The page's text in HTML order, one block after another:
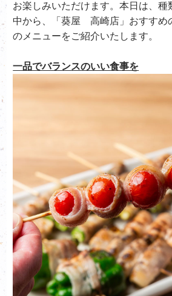
お楽しみいただけます。本日は、種
中から、「葵屋 高崎店」おすすめ
のメニューをご紹介いたします。
一品でバランスのいい食事を